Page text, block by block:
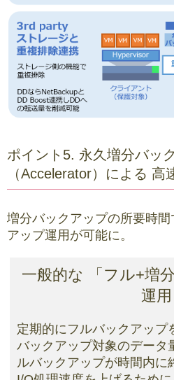
ポイント5. 永久増分バッ
（Accelerator）による 高
増分バックアップの所要時
アップ運用が可能に。
一般的な 「フル+増
運用
定期的にフルバックアップ
バックアップ対象のデータ
ルバックアップが時間内に